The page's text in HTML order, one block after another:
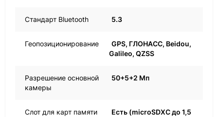
Стандарт Bluetooth 5.3
Геопозиционирование
GPS, ГЛОНАСС, Beidou,
Galileo, QZSS
Разрешение основной
камеры
50+5+2 Мп
Слот для карт памяти Есть (microSDXC до 1,5